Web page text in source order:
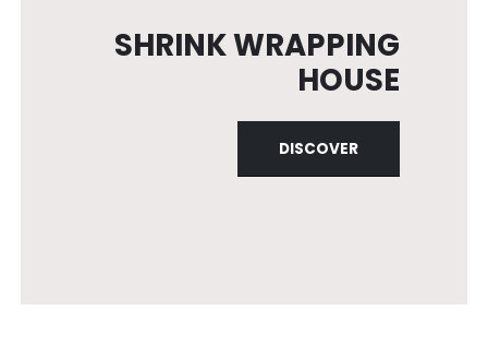
SHRINK WRAPPING
HOUSE
DISCOVER